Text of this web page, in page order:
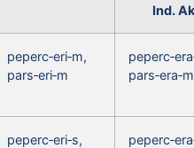
Ind.
peperc‑eri‑m,
pars‑eri‑m
pars‑era‑m
peperc‑eri‑s,